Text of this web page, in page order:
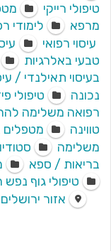
טיפולי רייקי
מרפא
לימודי
עיסוי רפואי
טבעי באלרגיות
בעיסוי תאילנדי /
נכונה
טיפולי
רפואה משלימה
טווינה
מטפלים
משלימה
בריאות / ספא
טיפולי גוף נפש
אזור